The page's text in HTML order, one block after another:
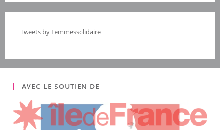
Tweets by Femmessolidaire
AVEC LE SOUTIEN DE